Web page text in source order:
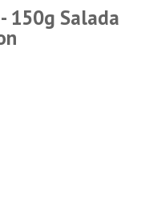
150g Salada